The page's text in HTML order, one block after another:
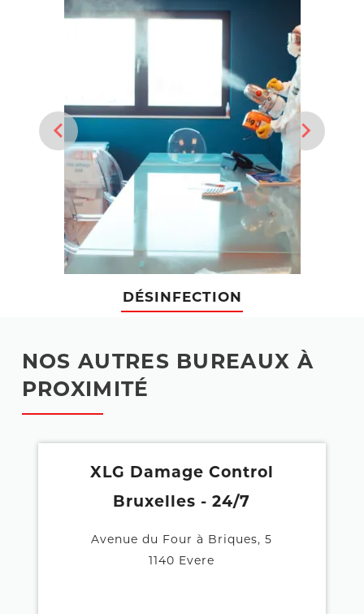
DÉSINFECTION
NOS AUTRES BUREAUX À
PROXIMITÉ
XLG Damage Control
Bruxelles - 24/7
Avenue du Four à Briques, 5
1140 Evere